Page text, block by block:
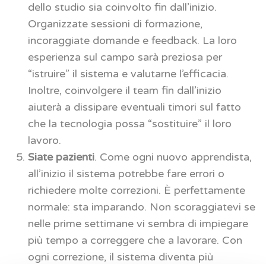
dello studio sia coinvolto fin dall’inizio.
Organizzate sessioni di formazione,
incoraggiate domande e feedback. La loro
esperienza sul campo sarà preziosa per
“istruire” il sistema e valutarne l’efficacia.
Inoltre, coinvolgere il team fin dall’inizio
aiuterà a dissipare eventuali timori sul fatto
che la tecnologia possa “sostituire” il loro
lavoro.
Siate pazienti. Come ogni nuovo apprendista,
all’inizio il sistema potrebbe fare errori o
richiedere molte correzioni. È perfettamente
normale: sta imparando. Non scoraggiatevi se
nelle prime settimane vi sembra di impiegare
più tempo a correggere che a lavorare. Con
ogni correzione, il sistema diventa più